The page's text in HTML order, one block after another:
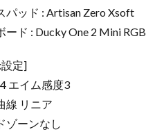
パッド : Artisan Zero Xsoft
ード : Ducky One 2 Mini RGB
定]
エイム感度3
線 リニア
ゾーンなし